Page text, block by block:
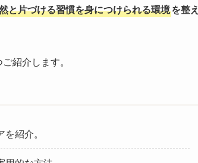
と片づける習慣を身につけられる環境を整え
紹介します。
紹介。